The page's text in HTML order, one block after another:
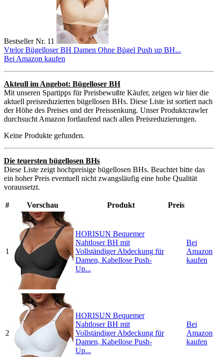
Bestseller Nr. 11
Vtelor Bügelloser BH Damen Ohne Bügel Push up BH...
Bei Amazon kaufen
Akteull im Angebot: Bügelloser BH
Mit unseren Spartipps für Preisbewußte Käufer, zeigen wir hier die
aktuell preisreduzierten bügellosen BHs. Diese Liste ist sortiert nach
der Höhe des Preises und der Preissenkung. Unser Produktcrawler
durchsucht Amazon fortlaufend nach allen Preisreduzierungen.
Keine Produkte gefunden.
Die teuersten bügellosen BHs
Diese Liste zeigt hochpreisige bügellosen BHs. Beachtet bitte das
ein hoher Preis eventuell nicht zwangsläufig eine hohe Qualität
voraussetzt.
# Vorschau Produkt Preis
1
HORISUN Bequemer
Nahtloser BH mit
Vollständiger Abdeckung für
Damen, Kabellose Push-
Up...
Bei
Amazon
kaufen
2
HORISUN Bequemer
Nahtloser BH mit
Vollständiger Abdeckung für
Damen, Kabellose Push-
Up...
Bei
Amazon
kaufen